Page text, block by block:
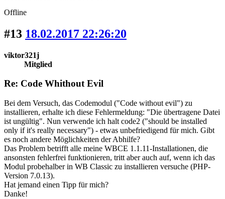
Offline
#13 18.02.2017 22:26:20
viktor321j
Mitglied
Re: Code Whithout Evil
Bei dem Versuch, das Codemodul ("Code without evil") zu
installieren, erhalte ich diese Fehlermeldung: "Die übertragene Datei
ist ungültig". Nun verwende ich halt code2 ("should be installed
only if it's really necessary") - etwas unbefriedigend für mich. Gibt
es noch andere Möglichkeiten der Abhilfe?
Das Problem betrifft alle meine WBCE 1.1.11-Installationen, die
ansonsten fehlerfrei funktionieren, tritt aber auch auf, wenn ich das
Modul probehalber in WB Classic zu installieren versuche (PHP-
Version 7.0.13).
Hat jemand einen Tipp für mich?
Danke!